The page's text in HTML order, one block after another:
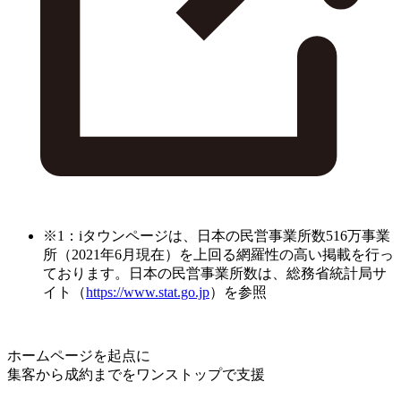
※1：iタウンページは、日本の民営事業所数516万事業
所（2021年6月現在）を上回る網羅性の高い掲載を行っ
ております。日本の民営事業所数は、総務省統計局サ
イト（https://www.stat.go.jp）を参照
ホームページを起点に
集客から成約までをワンストップで支援